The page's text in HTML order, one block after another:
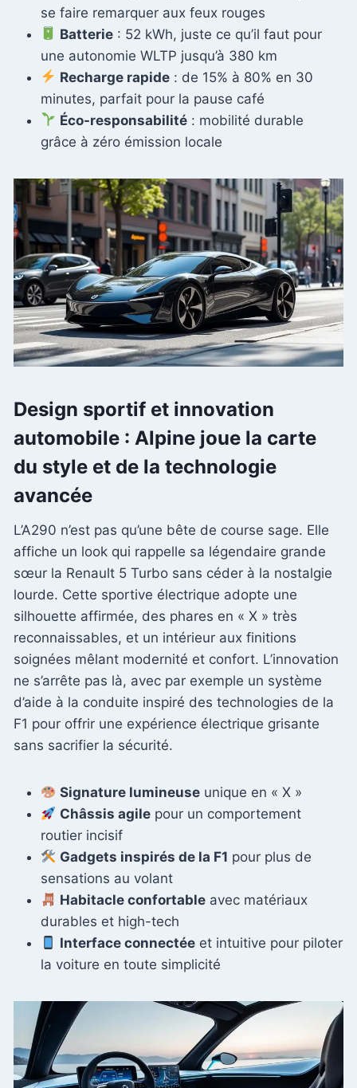
se faire remarquer aux feux rouges
Batterie : 52 kWh, juste ce qu’il faut pour
une autonomie WLTP jusqu’à 380 km
Recharge rapide : de 15% à 80% en 30
minutes, parfait pour la pause café
Éco-responsabilité : mobilité durable
grâce à zéro émission locale
Design sportif et innovation
automobile : Alpine joue la carte
du style et de la technologie
avancée
L’A290 n’est pas qu’une bête de course sage. Elle
affiche un look qui rappelle sa légendaire grande
sœur la Renault 5 Turbo sans céder à la nostalgie
lourde. Cette sportive électrique adopte une
silhouette affirmée, des phares en « X » très
reconnaissables, et un intérieur aux finitions
soignées mêlant modernité et confort. L’innovation
ne s’arrête pas là, avec par exemple un système
d’aide à la conduite inspiré des technologies de la
F1 pour offrir une expérience électrique grisante
sans sacrifier la sécurité.
Signature lumineuse unique en « X »
Châssis agile pour un comportement
routier incisif
Gadgets inspirés de la F1 pour plus de
sensations au volant
Habitacle confortable avec matériaux
durables et high-tech
Interface connectée et intuitive pour piloter
la voiture en toute simplicité